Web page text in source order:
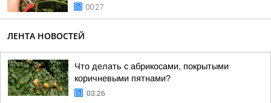
00:27
ЛЕНТА НОВОСТЕЙ
Что делать с абрикосами, покрытыми
коричневыми пятнами?
03:26